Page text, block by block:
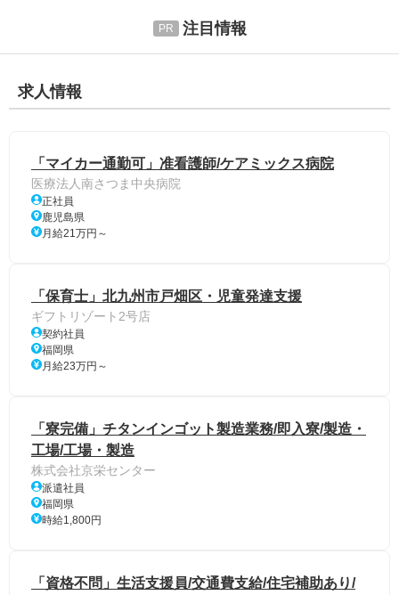
注目情報
求人情報
「マイカー通勤可」准看護師/ケアミックス病院
医療法人南さつま中央病院
正社員
鹿児島県
月給21万円～
「保育士」北九州市戸畑区・児童発達支援
ギフトリゾート2号店
契約社員
福岡県
月給23万円～
「寮完備」チタンインゴット製造業務/即入寮/製造・
工場/工場・製造
株式会社京栄センター
派遣社員
福岡県
時給1,800円
「資格不問」生活支援員/交通費支給/住宅補助あり/